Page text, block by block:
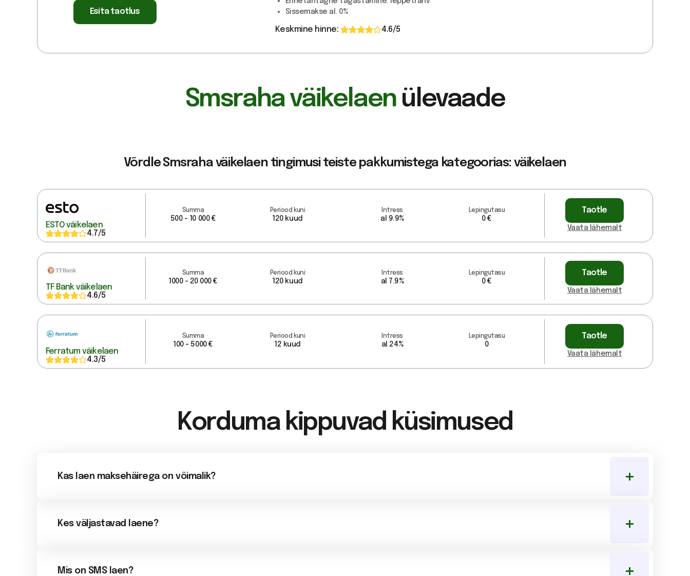
Esita taotlus
Sissemakse al. 0%
Keskmine hinne: 4.6/5
Smsraha väikelaenülevaade
Võrdle Smsraha väikelaen tingimusi teiste pakkumistega kategoorias: väikelaen
ESTO väikelaen
4.7/5
Summa
500 - 10 000 €
Periood kuni
120 kuud
Intress
al 9.9%
Lepingutasu
0 €
Taotle
Vaata lähemalt
TF Bank väikelaen
4.6/5
Summa
1000 - 20 000 €
Periood kuni
120 kuud
Intress
al 7.9%
Lepingutasu
0 €
Taotle
Vaata lähemalt
Ferratum väikelaen
4.3/5
Summa
100 - 5000 €
Periood kuni
12 kuud
Intress
al 24%
Lepingutasu
0
Taotle
Vaata lähemalt
Korduma kippuvad küsimused
Kas laen maksehäirega on võimalik?
Kes väljastavad laene?
Mis on SMS laen?